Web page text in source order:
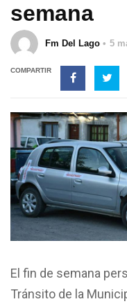
semana
Fm Del Lago 5
COMPARTIR
El fin de semana
Tránsito de la